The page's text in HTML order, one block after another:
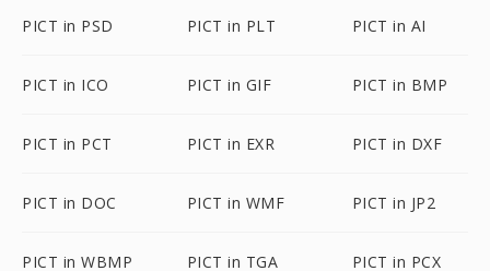
PICT in PSD PICT in PLT PICT in AI
PICT in ICO PICT in GIF PICT in BMP
PICT in PCT PICT in EXR PICT in DXF
PICT in DOC PICT in WMF PICT in JP2
PICT in WBMP PICT in TGA PICT in PCX